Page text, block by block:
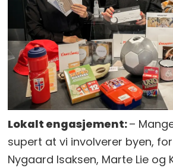
Lokalt engasjement:–
supert at vi involverer byen,
Nygaard Isaksen, Marte Lie og